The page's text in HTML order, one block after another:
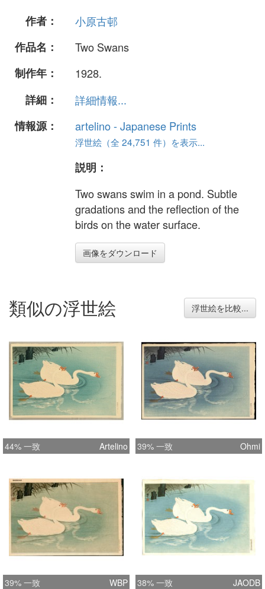
作者：
小原古邨
作品名：
Two Swans
制作年：
1928.
詳細：
詳細情報...
情報源：
artelino - Japanese Prints
浮世絵（全 24,751 件）を表示...
説明：
Two swans swim in a pond. Subtle
gradations and the reflection of the
birds on the water surface.
画像をダウンロード
類似の浮世絵 浮世絵を比較...
44% 一致 Artelino 39% 一致 Ohmi
39% 一致 WBP 38% 一致 JAODB